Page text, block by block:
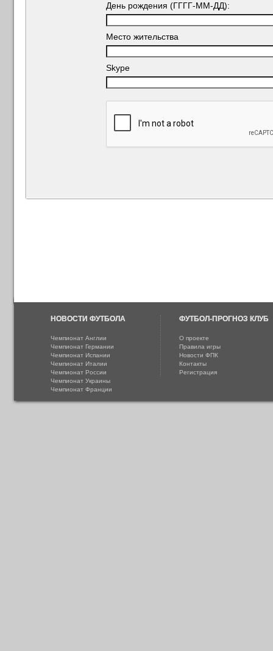
День рождения (ГГГГ-ММ-ДД):
Место жительства
Skype
НОВОСТИ ФУТБОЛА
Чемпионат Англии
Чемпионат Германии
Чемпионат Испании
Чемпионат Италии
Чемпионат России
Чемпионат Украины
Чемпионат Франции
ФУТБОЛ-ПРОГНОЗ КЛУБ
О проекте
Правила игры
Новости ФПК
Контакты
Регистрация